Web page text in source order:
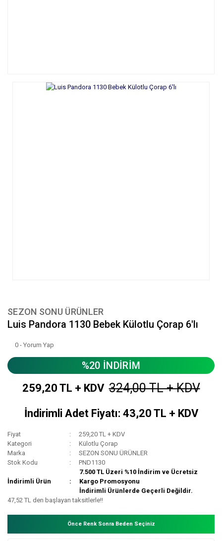
SEZON SONU ÜRÜNLER
Luis Pandora 1130 Bebek Külotlu Çorap 6'lı
0 - Yorum Yap
%20 İNDİRİM
259,20 TL + KDV 324,00 TL + KDV
İndirimli Adet Fiyatı: 43,20 TL + KDV
Fiyat
259,20 TL + KDV
Kategori
Külotlu Çorap
Marka
SEZON SONU ÜRÜNLER
Stok Kodu
PND1130
İndirimli Ürün
7.500 TL Üzeri %10 İndirim ve Ücretsiz
Kargo Promosyonu
İndirimli Ürünlerde Geçerli Değildir.
47,52 TL den başlayan taksitlerle!!
Önce Renk Sonra Beden Seçiniz